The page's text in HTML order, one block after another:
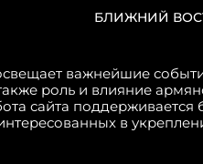
БЛИЖНИЙ
важнейшие
роль и влияние
сайта
в